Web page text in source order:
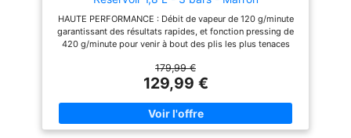
remplissage. SÉCURITÉ AVEC
VERROU DE TRANSPORT :
Grâce au verrouillage du fer,
remplissage. SÉCURITÉ AVEC
VERROU DE TRANSPORT :
Grâce au verrouillage du fer,
vapeur partout en toute
HAUTE PERFORMANCE : Débit de vapeur de 120 g/minute
garantissant des résultats rapides, et fonction pressing de
420 g/minute pour venir à bout des plis les plus tenaces
collecteur de calcaire amovible permet de garder votre
appareil en parfait état, pour des performances de vapeur
durables et un entretien sans effort GLISSE OPTIMALE :
Centrale vapeur avec semelle Durilium AirGlide qui offre la
glisse la plus fluide de Calor avec 33% de glisse en plus
(test externe de revêtement 2016) RESERVOIR D’EAU XL : le
179,99 €
129,99 €